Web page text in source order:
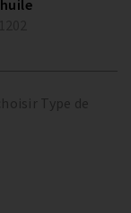
Type de